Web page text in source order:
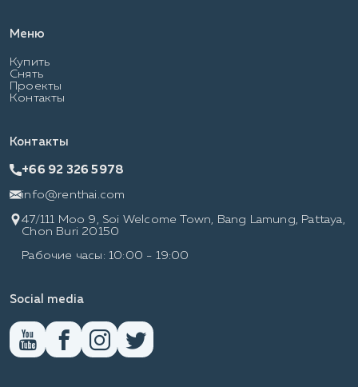
Меню
Купить
Снять
Проекты
Контакты
Контакты
+66 92 326 5978
info@renthai.com
47/111 Moo 9, Soi Welcome Town, Bang Lamung, Pattaya,
Chon Buri 20150
Рабочие часы: 10:00 - 19:00
Social media